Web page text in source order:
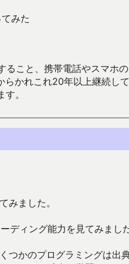
みた
こと、携帯電話やスマ
らかれこれ20年以上継続
。
みました。
ディング能力を見てみました
つかのプログラミングは出